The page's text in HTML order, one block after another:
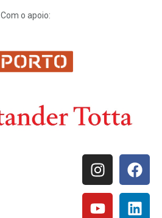
Com o apoio: